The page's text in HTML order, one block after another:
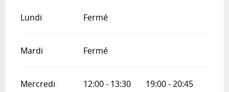
Lundi Fermé
Mardi Fermé
Mercredi 12:00 - 13:30 19:00 - 20:45